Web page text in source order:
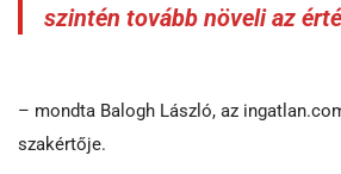
szintén tovább növeli az
– mondta Balogh László, az
szakértője.